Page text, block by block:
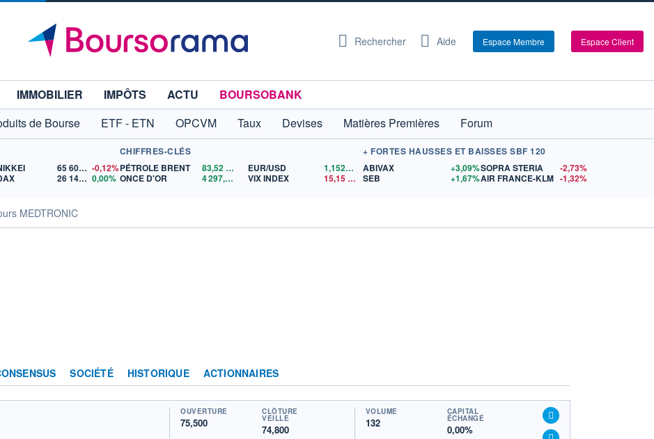
Rechercher Aide Espace Membre Espace Client
IMMOBILIER IMPÔTS ACTU
BOURSOBANK
de Bourse ETF - ETN OPCVM Taux Devises Matières Premières
Forum
65 606,71 -0,12%
26 140,13 0,00%
CHIFFRES-CLÉS
PÉTROLE BRENT
83,52
ONCE D'OR
4 297,27 $US
EUR/USD 1,1524$US
VIX INDEX
15,15$US
+ FORTES HAUSSES ET BAISSES SBF 120
ABIVAX
+3,09%
SEB
+1,67%
SOPRA STERIA
-2,73%
AIR FRANCE-KLM -1,32%
MEDTRONIC
SOCIÉTÉ HISTORIQUE ACTIONNAIRES
OUVERTURE
75,500
CLÔTURE
VEILLE
74,800
VOLUME
132
CAPITAL
ÉCHANGÉ
0,00%